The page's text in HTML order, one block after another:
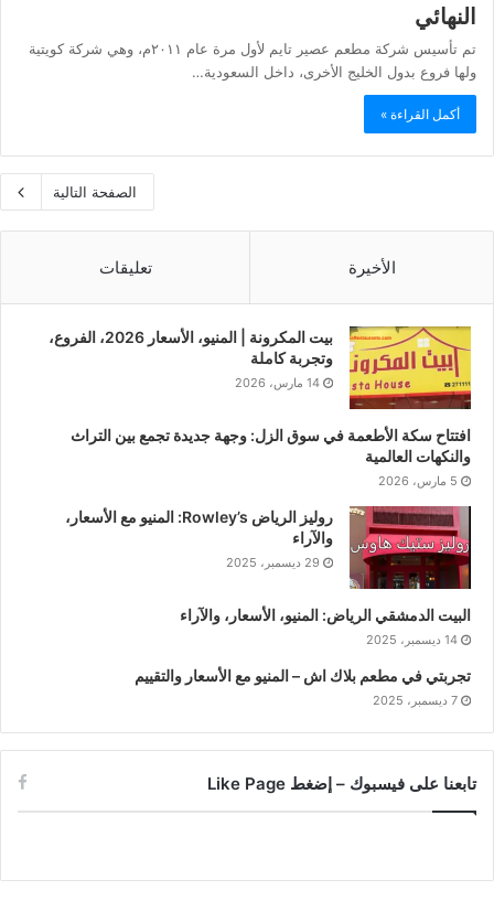
النهائي
تم تأسيس شركة مطعم عصير تايم لأول مرة عام ٢٠١١م، وهي شركة كويتية
ولها فروع بدول الخليج الأخرى، داخل السعودية…
أكمل القراءة »
الصفحة التالية
الأخيرة تعليقات
بيت المكرونة | المنيو، الأسعار 2026، الفروع،
وتجربة كاملة
14 مارس، 2026
افتتاح سكة الأطعمة في سوق الزل: وجهة جديدة تجمع بين التراث
والنكهات العالمية
5 مارس، 2026
روليز الرياض Rowley’s: المنيو مع الأسعار،
والآراء
29 ديسمبر، 2025
البيت الدمشقي الرياض: المنيو، الأسعار، والآراء
14 ديسمبر، 2025
تجربتي في مطعم بلاك اش – المنيو مع الأسعار والتقييم
7 ديسمبر، 2025
تابعنا على فيسبوك – إضغط Like Page